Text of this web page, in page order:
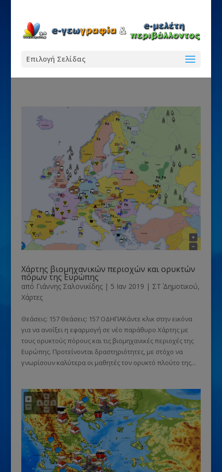
Επιλογή Σελίδας
Χάρτης βιομηχανικών περιοχών και ορυκτών
πόρων της Ευρώπης
από Γιάννης Σαλονικίδης| 5 Ιαν 2019 | ΣΤ΄ Δημοτικού,
Χάρτες
Θεάσεις: 157 Θεάσεις: 157 ΟΔΗΓΙΑΚάντε κλικ στην εικόνα
για να ανοίξει η εφαρμογή σε νέο παράθυρο Χάρτης με
τους ορυκτούς πόρους και τις βιομηχανικές περιοχές της
Ευρώπης. Προτείνονται δραστηριότητες, με στόχο να
γνωρίσουν καλύτερα οι μαθητές τον ορυκτό πλούτο της...